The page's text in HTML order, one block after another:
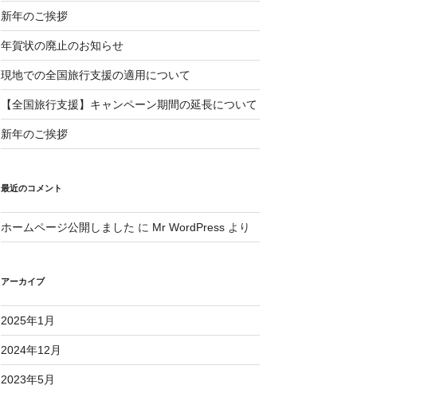
新年のご挨拶
年賀状の廃止のお知らせ
現地での全国旅行支援の適用について
【全国旅行支援】キャンペーン期間の延長について
新年のご挨拶
最近のコメント
ホームページ公開しました に Mr WordPressより
アーカイブ
2025年1月
2024年12月
2023年5月